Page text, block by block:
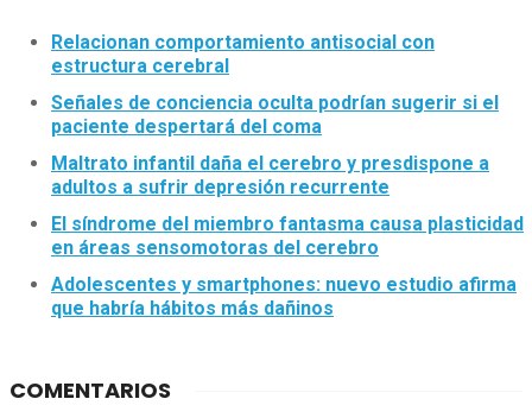
Relacionan comportamiento antisocial con
estructura cerebral
Señales de conciencia oculta podrían sugerir si el
paciente despertará del coma
Maltrato infantil daña el cerebro y presdispone a
adultos a sufrir depresión recurrente
El síndrome del miembro fantasma causa plasticidad
en áreas sensomotoras del cerebro
Adolescentes y smartphones: nuevo estudio afirma
que habría hábitos más dañinos
COMENTARIOS